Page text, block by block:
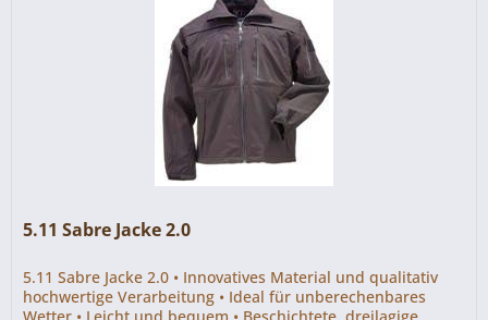
5.11 Sabre Jacke 2.0
5.11 Sabre Jacke 2.0 • Innovatives Material und qualitativ
hochwertige Verarbeitung • Ideal für unberechenbares